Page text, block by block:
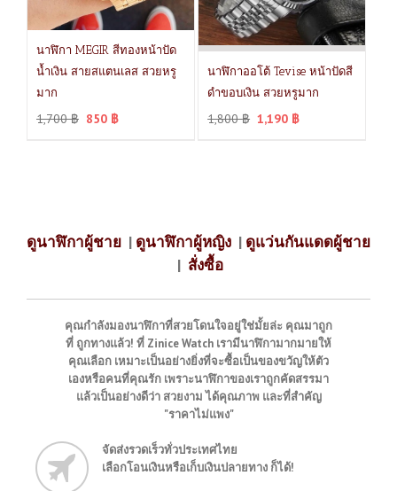
นาฬิกา MEGIR สีทองหน้าปัด
น้ำเงิน สายสแตนเลส สวยหรู
มาก
1,700฿ 850 ฿
นาฬิกาออโต้ Tevise หน้าปัดสี
ดำขอบเงิน สวยหรูมาก
1,800฿ 1,190 ฿
ดูนาฬิกาผู้ชาย | ดูนาฬิกาผู้หญิง | ดูแว่นกันแดดผู้ชาย
| สั่งซื้อ
คุณกำลังมองนาฬิกาที่สวยโดนใจอยู่ใช่มั้ยล่ะ คุณมาถูก
ที่ ถูกทางแล้ว! ที่ Zinice Watch เรามีนาฬิกามากมายให้
คุณเลือก เหมาะเป็นอย่างยิ่งที่จะซื้อเป็นของขวัญให้ตัว
เองหรือคนที่คุณรัก เพราะนาฬิกาของเราถูกคัดสรรมา
แล้วเป็นอย่างดีว่า สวยงาม ได้คุณภาพ และที่สำคัญ
"ราคาไม่แพง"
จัดส่งรวดเร็วทั่วประเทศไทย
เลือกโอนเงินหรือเก็บเงินปลายทาง ก็ได้!